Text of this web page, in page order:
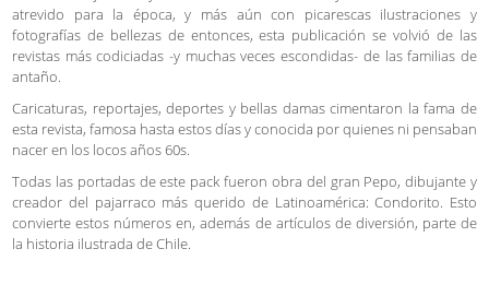
atrevido para la época, y más aún con picarescas ilustraciones y
fotografías de bellezas de entonces, esta publicación se volvió de las
revistas más codiciadas -y muchas veces escondidas- de las familias de
antaño.
Caricaturas, reportajes, deportes y bellas damas cimentaron la fama de
esta revista, famosa hasta estos días y conocida por quienes ni pensaban
nacer en los locos años 60s.
Todas las portadas de este pack fueron obra del gran Pepo, dibujante y
creador del pajarraco más querido de Latinoamérica: Condorito. Esto
convierte estos números en, además de artículos de diversión, parte de
la historia ilustrada de Chile.